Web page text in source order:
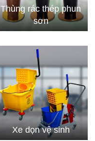
Thùng rác thép phun
sơn
Xe dọn vệ sinh